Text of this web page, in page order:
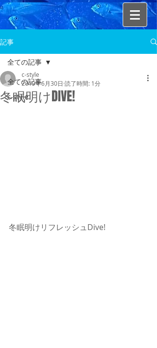
記事
全ての記事
c-style
全ての記事
冬眠明けDIVE!
c-style
2019年6月30日 読了時間: 1分
冬眠明けリフレッシュDive!